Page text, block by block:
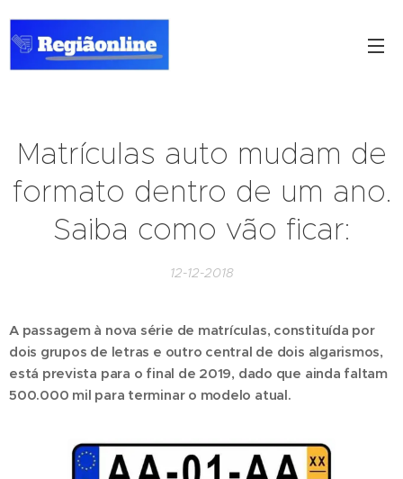
Matrículas auto mudam de
formato dentro de um ano.
Saiba como vão ficar:
12-12-2018
A passagem à nova série de matrículas, constituída por
dois grupos de letras e outro central de dois algarismos,
está prevista para o final de 2019, dado que ainda faltam
500.000 mil para terminar o modelo atual.